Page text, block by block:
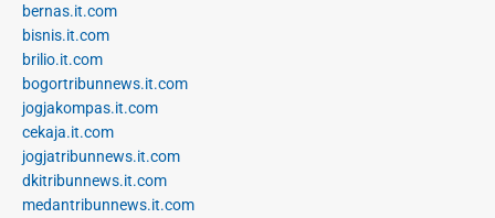
bernas.it.com
bisnis.it.com
brilio.it.com
bogortribunnews.it.com
jogjakompas.it.com
cekaja.it.com
jogjatribunnews.it.com
dkitribunnews.it.com
medantribunnews.it.com